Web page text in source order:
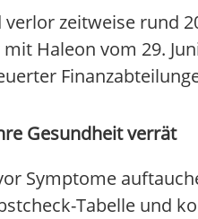
zeitweise rund
Haleon vom 29.
Gesundheit verrät
Symptome
Tabelle und